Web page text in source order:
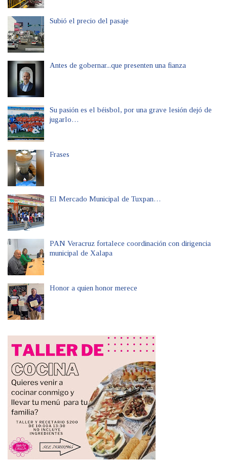
Subió el precio del pasaje
Antes de gobernar...que presenten una fianza
Su pasión es el béisbol, por una grave lesión dejó de
jugarlo…
Frases
El Mercado Municipal de Tuxpan…
PAN Veracruz fortalece coordinación con dirigencia
municipal de Xalapa
Honor a quien honor merece